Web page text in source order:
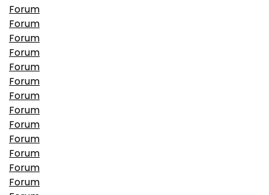
Forum
Forum
Forum
Forum
Forum
Forum
Forum
Forum
Forum
Forum
Forum
Forum
Forum